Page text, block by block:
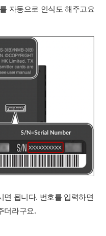
자동으로 인식도 해주고요
면 됩니다. 번호를 입력하면
더라구요.